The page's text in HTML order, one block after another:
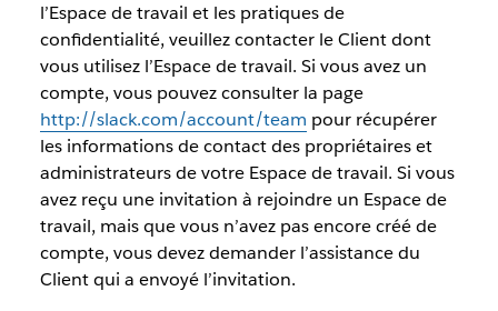
l’Espace de travail et les pratiques de
confidentialité, veuillez contacter le Client dont
vous utilisez l’Espace de travail. Si vous avez un
compte, vous pouvez consulter la page
http://slack.com/account/team pour récupérer
les informations de contact des propriétaires et
administrateurs de votre Espace de travail. Si vous
avez reçu une invitation à rejoindre un Espace de
travail, mais que vous n’avez pas encore créé de
compte, vous devez demander l’assistance du
Client qui a envoyé l’invitation.